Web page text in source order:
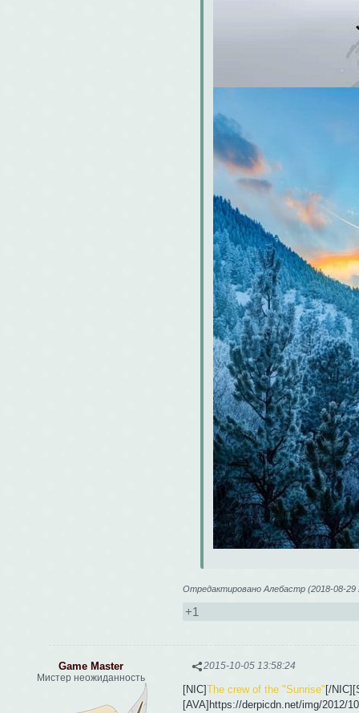
Отредактировано Алебастр (2018-08-29
+1
2015-10-05 13:58:24
Game Master
Мистер неожиданность
[NIC]The crew of the "Sunrise" [/
[AVA]https://derpicdn.net/img/2012/